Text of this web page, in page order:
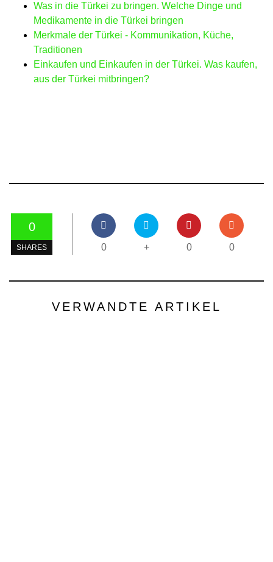
Was in die Türkei zu bringen. Welche Dinge und
Medikamente in die Türkei bringen
Merkmale der Türkei - Kommunikation, Küche,
Traditionen
Einkaufen und Einkaufen in der Türkei. Was kaufen,
aus der Türkei mitbringen?
0
SHARES 0 + 0 0
VERWANDTE ARTIKEL